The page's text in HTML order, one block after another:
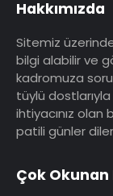
Hakkımızda
Sitemiz
bilgi alabilir ve
kadromuza
tüylü
ihtiyacınız olan
patili günler
Çok